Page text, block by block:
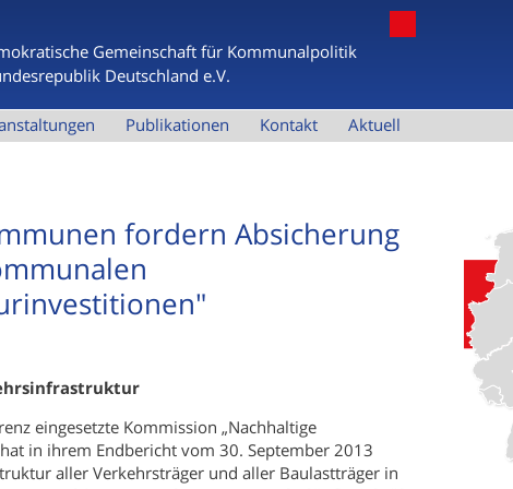
Gemeinschaft für Kommunalpolitik
Deutschland e.V.
Publikationen Kontakt Aktuell
fordern Absicherung
eingesetzte Kommission „Nachhaltige
in ihrem Endbericht vom 30. September 2013
aller Verkehrsträger und aller Baulastträger in